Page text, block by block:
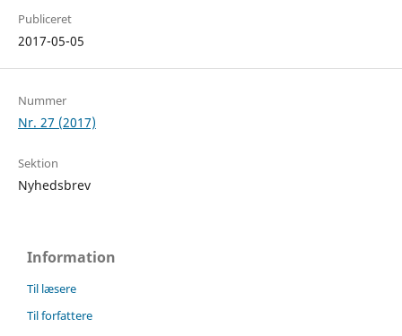
Publiceret
2017-05-05
Nummer
Nr. 27 (2017)
Sektion
Nyhedsbrev
Information
Til læsere
Til forfattere